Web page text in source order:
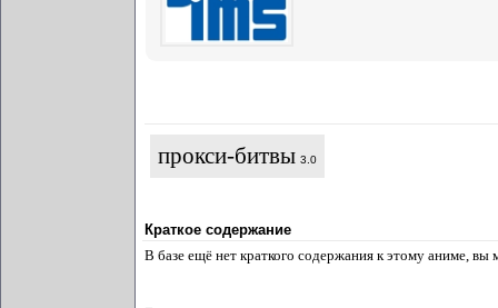
прокси-битвы 3.0
Краткое содержание
В базе ещё нет краткого содержания к этому аниме, вы